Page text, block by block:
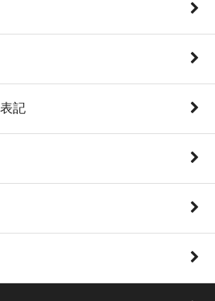
記